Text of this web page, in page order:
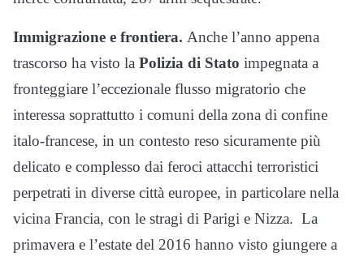
Immigrazione e frontiera. Anche l’anno appena
trascorso ha visto la Polizia di Stato impegnata a
fronteggiare l’eccezionale flusso migratorio che
interessa soprattutto i comuni della zona di confine
italo-francese, in un contesto reso sicuramente più
delicato e complesso dai feroci attacchi terroristici
perpetrati in diverse città europee, in particolare nella
vicina Francia, con le stragi di Parigi e Nizza. La
primavera e l’estate del 2016 hanno visto giungere a